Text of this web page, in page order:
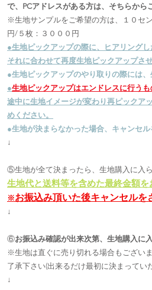
で、PCアドレスがある方は、そちらから
※生地サンプルをご希望の方は、１０セ
円/５枚：３０００円
●生地ピックアップの際に、ヒアリング
それに合わせて再度生地ピックアップさ
●生地ピックアップのやり取りの際には
●生地ピックアップはエンドレスに行う
途中に生地イメージが変わり再ピックア
めください。
●生地が決まらなかった場合、キャンセ
↓
⑤生地が全て決まったら、生地購入に入ら
生地代と送料等を含めた最終金額
※お振込み頂いた後キャンセル
↓
⑥お振込み確認が出来次第、生地購入に
※生地は直ぐに売り切れる場合もござい
了承下さい(出来るだけ最初に決まってい
↓